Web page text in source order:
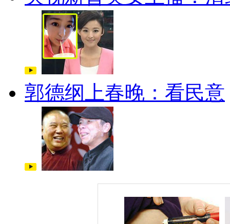
郭德纲上春晚：看民意